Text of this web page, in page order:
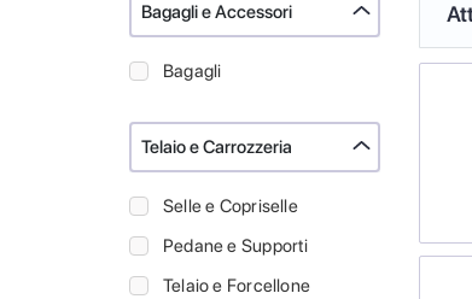
Bagagli e Accessori
Bagagli
Telaio e Carrozzeria
Selle e Copriselle
Pedane e Supporti
Telaio e Forcellone